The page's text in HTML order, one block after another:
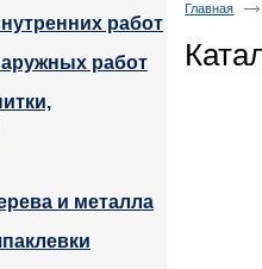
работ
работ
и металла
Главная